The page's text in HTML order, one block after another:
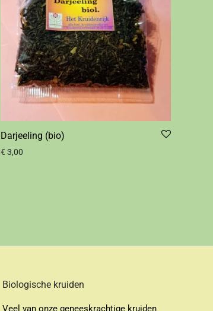
Darjeeling (bio)
€ 3,00
Biologische kruiden
Veel van onze geneeskrachtige kruiden